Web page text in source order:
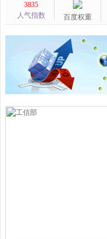
3835
人气指数
百度权重